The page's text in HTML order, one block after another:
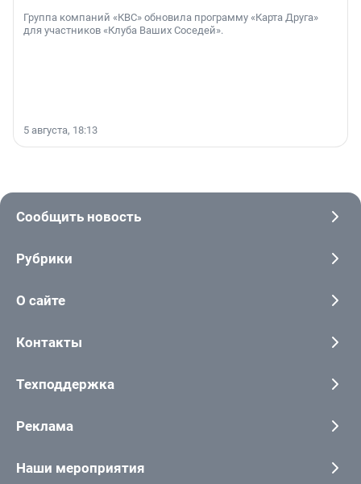
Группа компаний «КВС» обновила программу «Карта Друга»
для участников «Клуба Ваших Соседей».
5 августа, 18:13
Сообщить новость
Рубрики
О сайте
Контакты
Техподдержка
Реклама
Наши мероприятия